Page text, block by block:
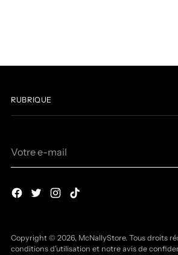
RUBRIQUE
e-
Copyright © 2026, McNallyStore. Tous droits
conditions d'utilisation et notre avis de